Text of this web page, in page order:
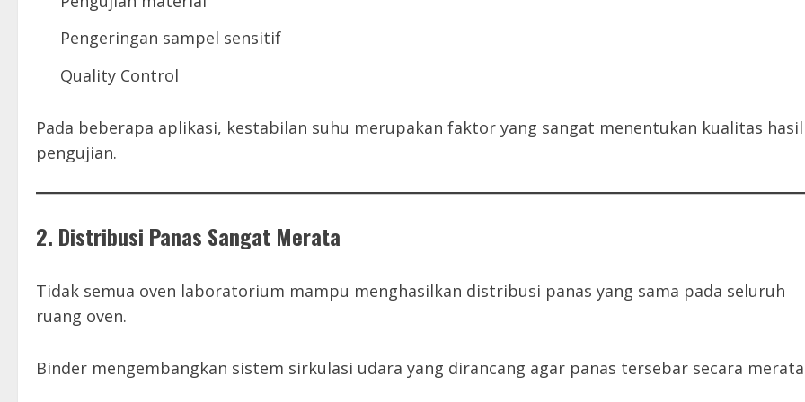
Pengeringan sampel sensitif
Quality Control
Pada beberapa aplikasi, kestabilan suhu merupakan faktor yang sangat menentukan kualitas hasil
pengujian.
2. Distribusi Panas Sangat Merata
Tidak semua oven laboratorium mampu menghasilkan distribusi panas yang sama pada seluruh
ruang oven.
Binder mengembangkan sistem sirkulasi udara yang dirancang agar panas tersebar secara